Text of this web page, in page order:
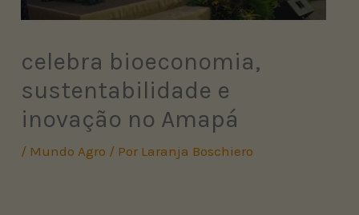
celebra bioeconomia,
sustentabilidade e
inovação no Amapá
/ Mundo Agro / Por Laranja Boschiero